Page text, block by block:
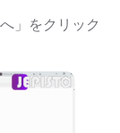
」をクリック